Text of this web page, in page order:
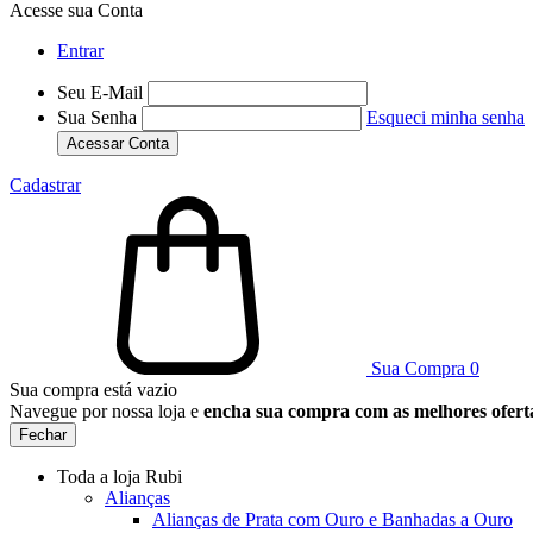
Acesse sua Conta
Entrar
Seu E-Mail
Sua Senha
Esqueci minha senha
Acessar Conta
Cadastrar
Sua Compra 0
Sua compra está vazio
Navegue por nossa loja e encha sua compra com as melhores
Fechar
Toda a loja Rubi
Alianças
Alianças de Prata com Ouro e Banhadas a Ouro